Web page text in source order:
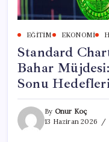
EĞITIM EKONOMI
Standard
Bahar
Sonu
By Onur Koç
13 Haziran 2026